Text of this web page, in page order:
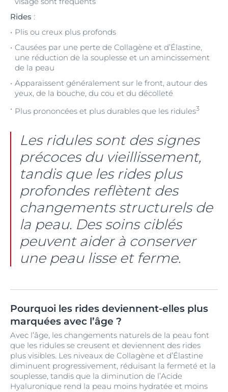
Rides :
Plis ou creux plus profonds
Causées par une perte de Collagène et d’Élastine,
une réduction de la souplesse et un amincissement
de la peau
Apparaissent généralement sur le front, autour des
yeux, de la bouche, du cou et du décolleté
Plus prononcées et plus durables que les ridules3
Les ridules sont des signes
précoces du vieillissement,
tandis que les rides plus
profondes reflètent des
changements structurels de
la peau. Des soins ciblés
peuvent aider à conserver
une peau lisse et ferme.
Pourquoi les rides deviennent-elles plus
marquées avec l’âge ?
Avec l’âge, les changements naturels de la peau font
que les ridules se creusent et deviennent des rides
plus visibles. Les niveaux de Collagène et d’Élastine
diminuent progressivement, réduisant la fermeté et la
souplesse, tandis que la diminution de l’Acide
Hyaluronique rend la peau moins hydratée et moins